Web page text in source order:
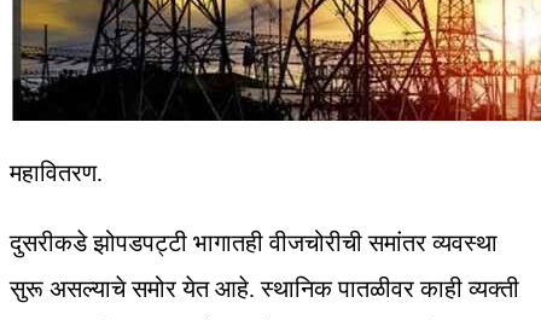
महावितरण.
दुसरीकडे झोपडपट्टी भागातही वीजचोरीची समांतर व्यवस्था
सुरू असल्याचे समोर येत आहे. स्थानिक पातळीवर काही व्यक्ती